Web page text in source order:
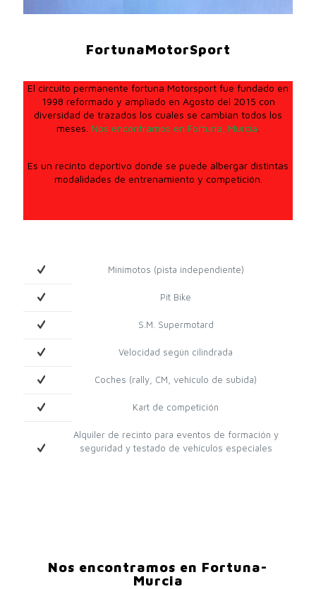
FortunaMotorSport
El circuito permanente fortuna Motorsport fue fundado en
1998 reformado y ampliado en Agosto del 2015 con
diversidad de trazados los cuales se cambian todos los
meses. Nos encontramos en Fortuna, Murcia
Es un recinto deportivo donde se puede albergar distintas
modalidades de entrenamiento y competición.
Minimotos (pista independiente)
Pit Bike
S.M. Supermotard
Velocidad según cilindrada
Coches (rally, CM, vehículo de subida)
Kart de competición
Alquiler de recinto para eventos de formación y
seguridad y testado de vehículos especiales
Nos encontramos en Fortuna-
Murcia